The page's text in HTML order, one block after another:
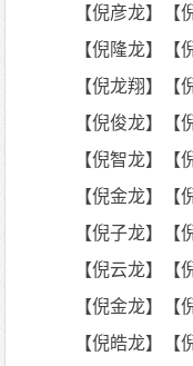
【倪彦龙】【
【倪隆龙】【
【倪龙翔】【
【倪俊龙】【
【倪智龙】【
【倪金龙】【
【倪子龙】【
【倪云龙】【
【倪金龙】【
【倪皓龙】【